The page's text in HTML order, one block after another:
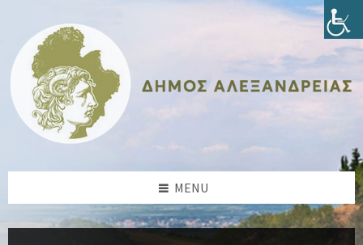
content
sidebar
sidebar
footer
MENU